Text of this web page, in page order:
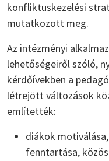
konfliktuskezelési
mutatkozott meg.
Az intézményi
lehetőségeiről szóló,
kérdőívekben a
létrejött változások
említették:
diákok
fenntartása,